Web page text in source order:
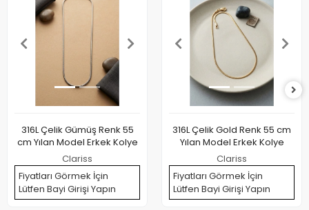
316L Çelik Gümüş Renk 55
cm Yılan Model Erkek Kolye
Clariss
Fiyatları Görmek İçin
Lütfen Bayi Girişi Yapın
316L Çelik Gold Renk 55 cm
Yılan Model Erkek Kolye
Clariss
Fiyatları Görmek İçin
Lütfen Bayi Girişi Yapın